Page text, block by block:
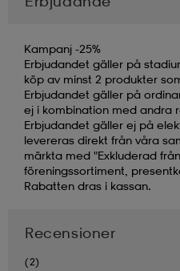
Kampanj -25%
Erbjudandet gäller på
köp av minst 2 produkter
Erbjudandet gäller på
ej i kombination med andra
Erbjudandet gäller ej på
levereras direkt från våra
märkta med "Exkluderad
föreningssortiment,
Rabatten dras i kassan.
Recensioner
(2)